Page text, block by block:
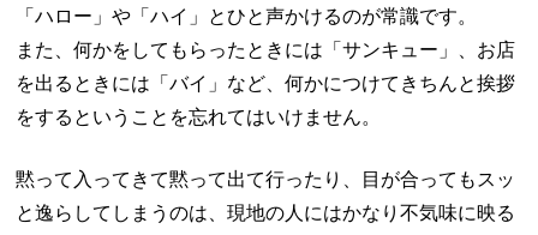
「ハロー」や「ハイ」とひと声かけるのが常識です。
また、何かをしてもらったときには「サンキュー」、お店
を出るときには「バイ」など、何かにつけてきちんと挨拶
をするということを忘れてはいけません。
黙って入ってきて黙って出て行ったり、目が合ってもスッ
と逸らしてしまうのは、現地の人にはかなり不気味に映る